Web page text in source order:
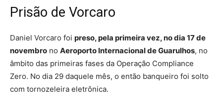
Prisão de Vorcaro
Daniel Vorcaro foi preso, pela primeira vez, no dia 17 de
novembro no Aeroporto Internacional de Guarulhos, no
âmbito das primeiras fases da Operação Compliance
Zero. No dia 29 daquele mês, o então banqueiro foi solto
com tornozeleira eletrônica.